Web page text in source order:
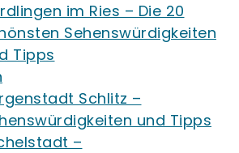
im Ries – Die 20
Sehenswürdigkeiten
Tipps
Schlitz –
und Tipps
–